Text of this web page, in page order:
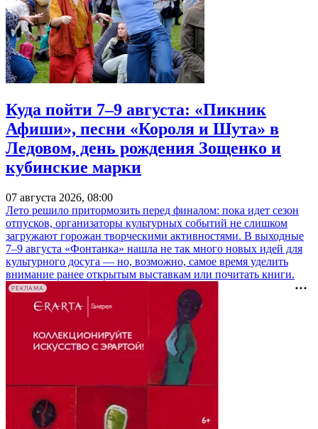
Куда пойти 7–9 августа: «Пикник
Афиши», песни «Короля и Шута» в
Ледовом, день рождения Зощенко и
кубинские марки
07 августа 2026, 08:00
Лето решило притормозить перед финалом: пока идет сезон
отпусков, организаторы культурных событий не слишком
загружают горожан творческими активностями. В выходные
7–9 августа «Фонтанка» нашла не так много новых идей для
культурного досуга — но, возможно, самое время уделить
внимание ранее открытым выставкам или почитать книги.
РЕКЛАМА